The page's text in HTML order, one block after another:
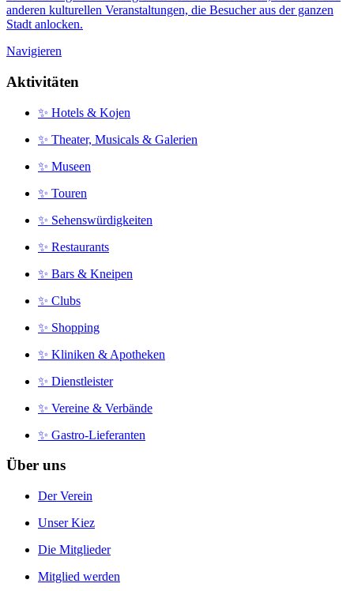
anderen kulturellen Veranstaltungen, die Besucher aus der ganzen
Stadt anlocken.
Navigieren
Aktivitäten
✨ Hotels & Kojen
✨ Theater, Musicals & Galerien
✨ Museen
✨ Touren
✨ Sehenswürdigkeiten
✨ Restaurants
✨ Bars & Kneipen
✨ Clubs
✨ Shopping
✨ Kliniken & Apotheken
✨ Dienstleister
✨ Vereine & Verbände
✨ Gastro-Lieferanten
Über uns
Der Verein
Unser Kiez
Die Mitglieder
Mitglied werden